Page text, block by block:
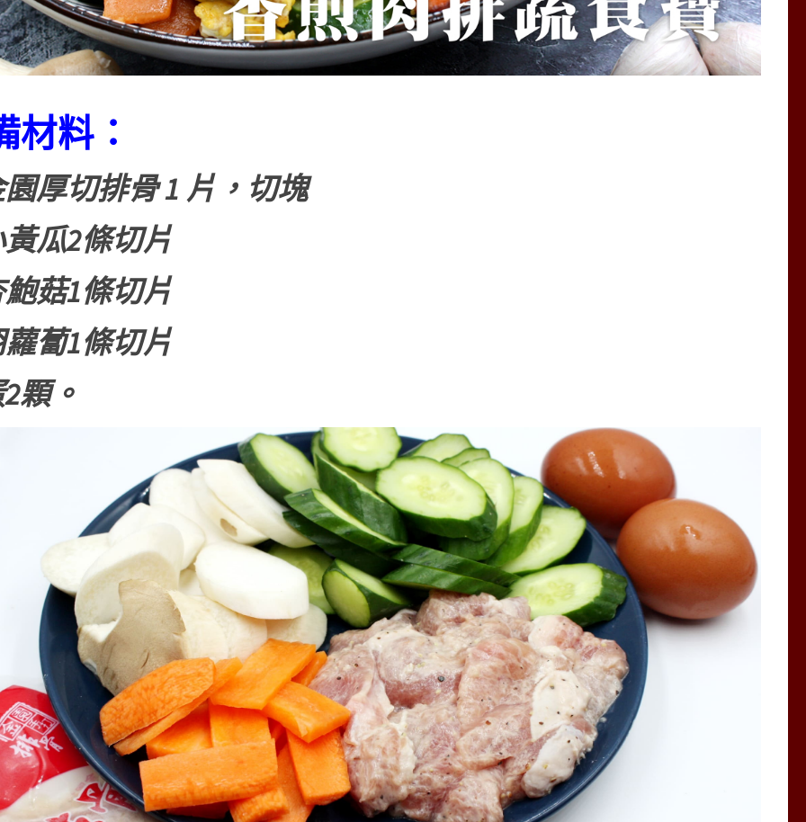
材料：
厚切排骨 1 片，切塊
瓜2條切片
菇1條切片
蔔1條切片
顆。